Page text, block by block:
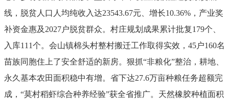
线，脱贫人口人均纯收入达23543.67元、增长10.36% ，产业奖
补资金惠及 2027户脱贫群众。村庄规划成果累计批复179个、
入库111个。 会山镇棉头村整村搬迁工作取得实效， 45户160名
苗族同胞住上了安全舒适的新房。 狠抓“非粮化”整治，耕地、
永久基本农田面积稳中有增。省下达27.6万亩种粮任务超额完
成， “莫村稻虾综合种养经验”获全省推广。天然橡胶种植面积